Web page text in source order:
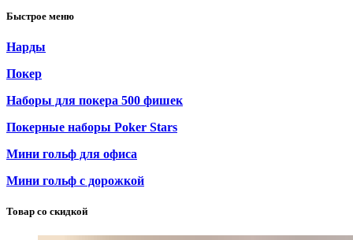
Быстрое меню
Нарды
Покер
Наборы для покера 500 фишек
Покерные наборы Poker Stars
Мини гольф для офиса
Мини гольф с дорожкой
Товар со скидкой